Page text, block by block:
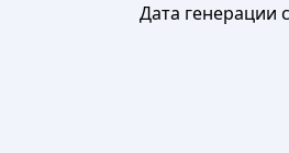
Дата генерации